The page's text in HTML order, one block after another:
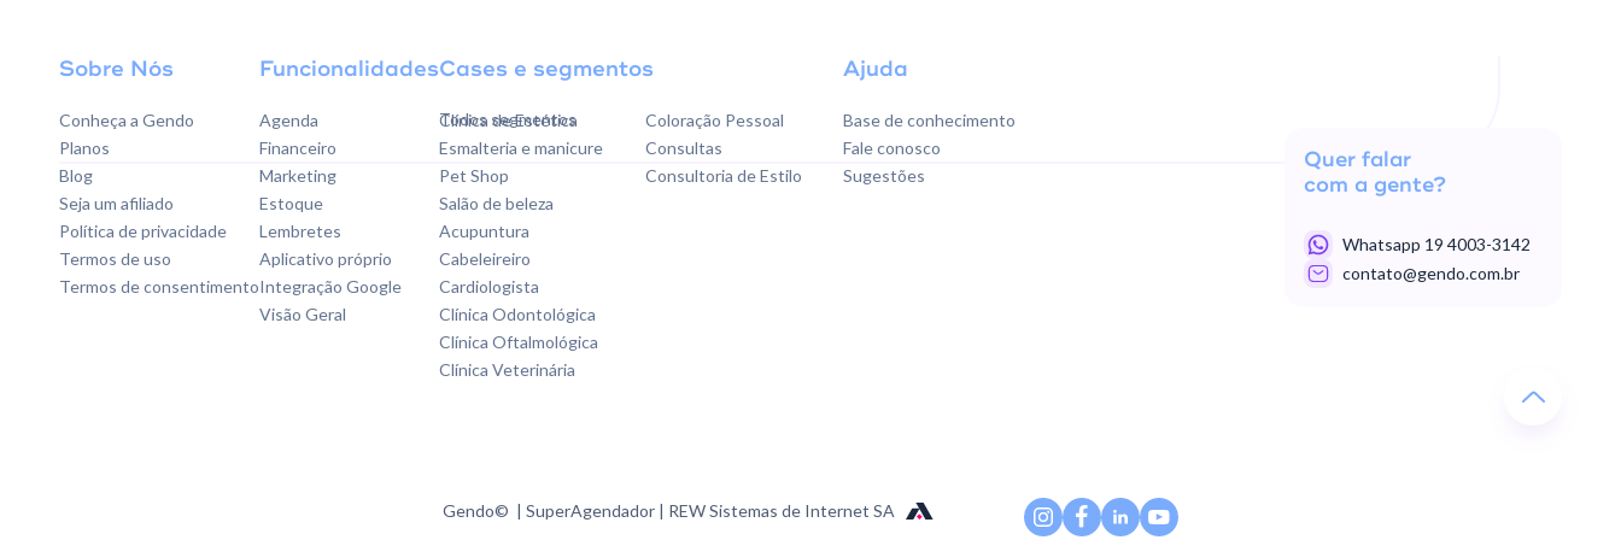
Sobre Nós
Conheça a Gendo
Planos
Blog
Seja um afiliado
Política de privacidade
Termos de uso
Termos de consentimento
Funcionalidades
Agenda
Financeiro
Marketing
Estoque
Lembretes
Aplicativo próprio
Integração Google
Visão Geral
Cases e segmentos
Todos segmentos
Clínica de Estética
Esmalteria e manicure
Pet Shop
Salão de beleza
Acupuntura
Cabeleireiro
Cardiologista
Clínica Odontológica
Clínica Oftalmológica
Clínica Veterinária
Coloração Pessoal
Consultas
Consultoria de Estilo
Ajuda
Base de conhecimento
Fale conosco
Sugestões
Quer falar
com a gente?
Whatsapp 19 4003-3142
contato@gendo.com.br
Gendo© | SuperAgendador | REW Sistemas de Internet SA